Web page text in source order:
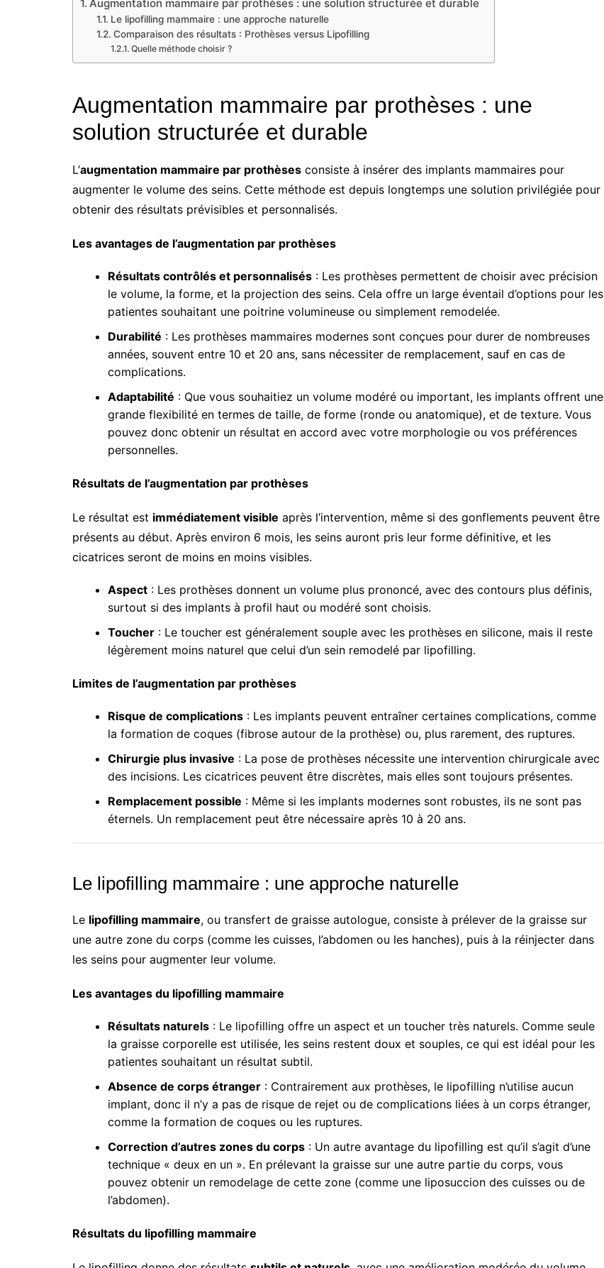
Augmentation mammaire par prothèses : une solution structurée et durable
Le lipofilling mammaire : une approche naturelle
Comparaison des résultats : Prothèses versus Lipofilling
Quelle méthode choisir ?
Augmentation mammaire par prothèses : une
solution structurée et durable
L’augmentation mammaire par prothèses consiste à insérer des implants mammaires pour
augmenter le volume des seins. Cette méthode est depuis longtemps une solution privilégiée pour
obtenir des résultats prévisibles et personnalisés.
Les avantages de l’augmentation par prothèses
Résultats contrôlés et personnalisés : Les prothèses permettent de choisir avec précision
le volume, la forme, et la projection des seins. Cela offre un large éventail d’options pour les
patientes souhaitant une poitrine volumineuse ou simplement remodelée.
Durabilité : Les prothèses mammaires modernes sont conçues pour durer de nombreuses
années, souvent entre 10 et 20 ans, sans nécessiter de remplacement, sauf en cas de
complications.
Adaptabilité : Que vous souhaitiez un volume modéré ou important, les implants offrent une
grande flexibilité en termes de taille, de forme (ronde ou anatomique), et de texture. Vous
pouvez donc obtenir un résultat en accord avec votre morphologie ou vos préférences
personnelles.
Résultats de l’augmentation par prothèses
Le résultat est immédiatement visible après l’intervention, même si des gonflements peuvent être
présents au début. Après environ 6 mois, les seins auront pris leur forme définitive, et les
cicatrices seront de moins en moins visibles.
Aspect : Les prothèses donnent un volume plus prononcé, avec des contours plus définis,
surtout si des implants à profil haut ou modéré sont choisis.
Toucher : Le toucher est généralement souple avec les prothèses en silicone, mais il reste
légèrement moins naturel que celui d’un sein remodelé par lipofilling.
Limites de l’augmentation par prothèses
Risque de complications : Les implants peuvent entraîner certaines complications, comme
la formation de coques (fibrose autour de la prothèse) ou, plus rarement, des ruptures.
Chirurgie plus invasive : La pose de prothèses nécessite une intervention chirurgicale avec
des incisions. Les cicatrices peuvent être discrètes, mais elles sont toujours présentes.
Remplacement possible : Même si les implants modernes sont robustes, ils ne sont pas
éternels. Un remplacement peut être nécessaire après 10 à 20 ans.
Le lipofilling mammaire : une approche naturelle
Le lipofilling mammaire, ou transfert de graisse autologue, consiste à prélever de la graisse sur
une autre zone du corps (comme les cuisses, l’abdomen ou les hanches), puis à la réinjecter dans
les seins pour augmenter leur volume.
Les avantages du lipofilling mammaire
Résultats naturels : Le lipofilling offre un aspect et un toucher très naturels. Comme seule
la graisse corporelle est utilisée, les seins restent doux et souples, ce qui est idéal pour les
patientes souhaitant un résultat subtil.
Absence de corps étranger : Contrairement aux prothèses, le lipofilling n’utilise aucun
implant, donc il n’y a pas de risque de rejet ou de complications liées à un corps étranger,
comme la formation de coques ou les ruptures.
Correction d’autres zones du corps : Un autre avantage du lipofilling est qu’il s’agit d’une
technique « deux en un ». En prélevant la graisse sur une autre partie du corps, vous
pouvez obtenir un remodelage de cette zone (comme une liposuccion des cuisses ou de
l’abdomen).
Résultats du lipofilling mammaire